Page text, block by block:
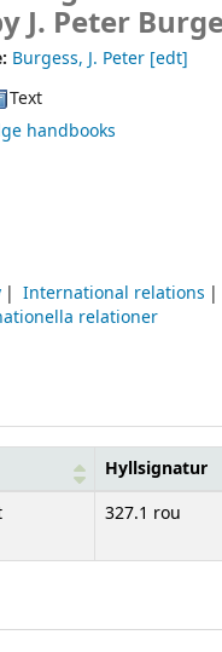
J. Peter
Burgess, J. Peter [edt]
Text
handbooks
International relations
relationer
Hyllsignatur
327.1 rou